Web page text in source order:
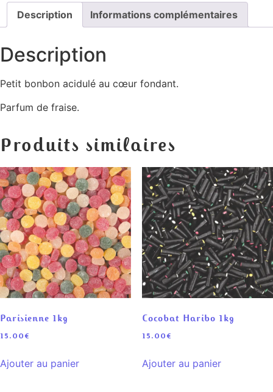
Description Informations complémentaires
Description
Petit bonbon acidulé au cœur fondant.
Parfum de fraise.
Produits similaires
Parisienne 1kg
15.00€
Ajouter au panier
Cocobat Haribo 1kg
15.00€
Ajouter au panier